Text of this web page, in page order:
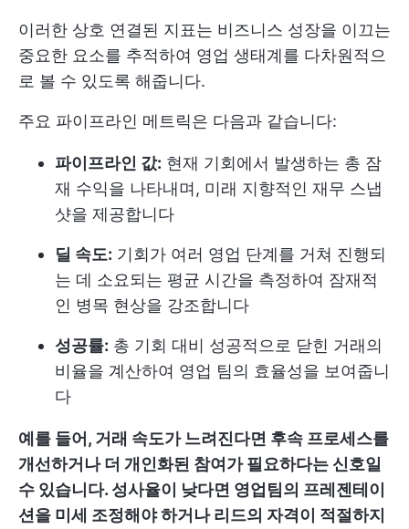
이러한 상호 연결된 지표는 비즈니스 성장을 이끄는
중요한 요소를 추적하여 영업 생태계를 다차원적으
로 볼 수 있도록 해줍니다.
주요 파이프라인 메트릭은 다음과 같습니다:
파이프라인 값: 현재 기회에서 발생하는 총 잠
재 수익을 나타내며, 미래 지향적인 재무 스냅
샷을 제공합니다
딜 속도: 기회가 여러 영업 단계를 거쳐 진행되
는 데 소요되는 평균 시간을 측정하여 잠재적
인 병목 현상을 강조합니다
성공률: 총 기회 대비 성공적으로 닫힌 거래의
비율을 계산하여 영업 팀의 효율성을 보여줍니
다
예를 들어, 거래 속도가 느려진다면 후속 프로세스를
개선하거나 더 개인화된 참여가 필요하다는 신호일
수 있습니다. 성사율이 낮다면 영업팀의 프레젠테이
션을 미세 조정해야 하거나 리드의 자격이 적절하지